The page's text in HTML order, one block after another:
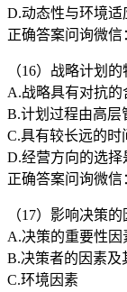
D.动态性与环境适
正确答案问询微信
（16）战略计划的
A.战略具有对抗的
B.计划过程由高层
C.具有较长远的时
D.经营方向的选
正确答案问询微信
（17）影响决策的
A.决策的重要性因
B.决策者的因素及
C.环境因素